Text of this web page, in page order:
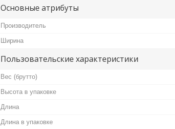
Основные атрибуты
Производитель
Ширина
Пользовательские характеристики
Вес (брутто)
Высота в упаковке
Длина
Длина в упаковке